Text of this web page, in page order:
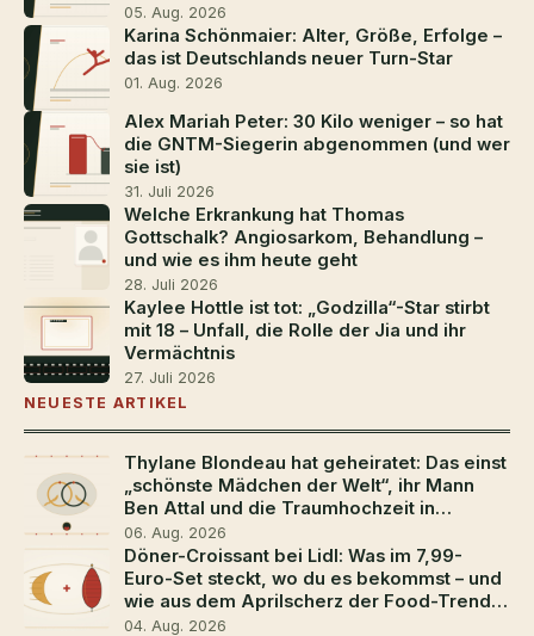
05. Aug. 2026
Karina Schönmaier: Alter, Größe, Erfolge –
das ist Deutschlands neuer Turn-Star
01. Aug. 2026
Alex Mariah Peter: 30 Kilo weniger – so hat
die GNTM-Siegerin abgenommen (und wer
sie ist)
31. Juli 2026
Welche Erkrankung hat Thomas
Gottschalk? Angiosarkom, Behandlung –
und wie es ihm heute geht
28. Juli 2026
Kaylee Hottle ist tot: „Godzilla“-Star stirbt
mit 18 – Unfall, die Rolle der Jia und ihr
Vermächtnis
27. Juli 2026
NEUESTE ARTIKEL
Thylane Blondeau hat geheiratet: Das einst
„schönste Mädchen der Welt“, ihr Mann
Ben Attal und die Traumhochzeit in
Südfrankreich
06. Aug. 2026
Döner-Croissant bei Lidl: Was im 7,99-
Euro-Set steckt, wo du es bekommst – und
wie aus dem Aprilscherz der Food-Trend
2026 wurde
04. Aug. 2026